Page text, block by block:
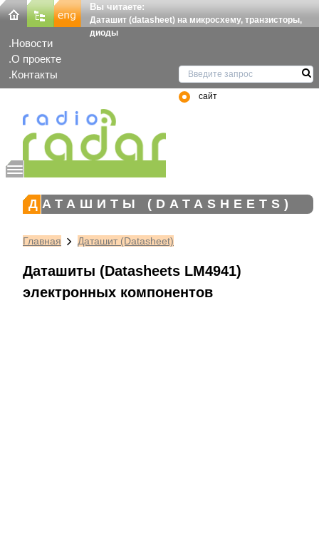
Вы читаете:
Даташит (datasheet) на микросхему, транзисторы,
диоды
Новости
О проекте
Контакты
сайт
ДАТАШИТЫ (DATASHEETS)
Главная Даташит (Datasheet)
Даташиты (Datasheets LM4941)
электронных компонентов